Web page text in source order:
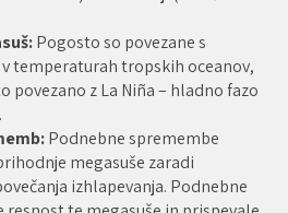
Pogosto so povezane s
temperaturah tropskih oceanov,
povezano z La Niña – hladno fazo
Podnebne spremembe
megasuše zaradi
izhlapevanja. Podnebne